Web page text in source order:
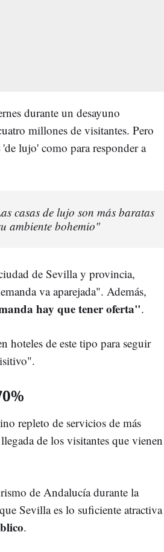
durante un desayuno
millones de visitantes. Pero
'de lujo' como para responder a
casas de lujo son más baratas
ambiente bohemio"
de Sevilla y provincia,
va aparejada". Además,
hay que tener oferta".
hoteles de este tipo para seguir
repleto de servicios de más
de los visitantes que vienen
de Andalucía durante la
Sevilla es lo suficiente atractiva
.